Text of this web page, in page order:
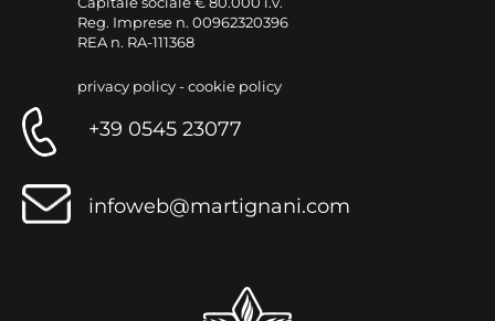
Reg. Imprese n. 00962320396
REA n. RA-111368
privacy policy-cookie policy
+39 0545 23077
infoweb@martignani.com